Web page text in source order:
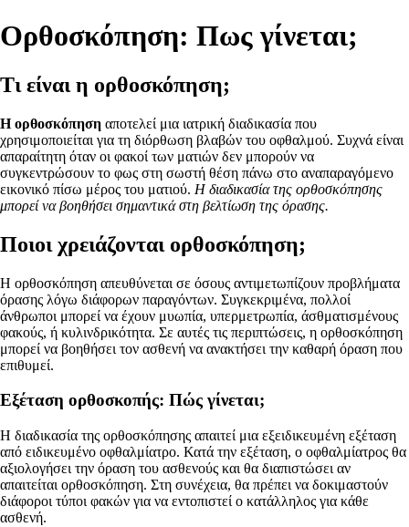
Ορθοσκόπηση: Πως γίνεται;
Τι είναι η ορθοσκόπηση;
Η ορθοσκόπηση αποτελεί μια ιατρική διαδικασία που
χρησιμοποιείται για τη διόρθωση βλαβών του οφθαλμού. Συχνά είναι
απαραίτητη όταν οι φακοί των ματιών δεν μπορούν να
συγκεντρώσουν το φως στη σωστή θέση πάνω στο αναπαραγόμενο
εικονικό πίσω μέρος του ματιού. Η διαδικασία της ορθοσκόπησης
μπορεί να βοηθήσει σημαντικά στη βελτίωση της όρασης.
Ποιοι χρειάζονται ορθοσκόπηση;
Η ορθοσκόπηση απευθύνεται σε όσους αντιμετωπίζουν προβλήματα
όρασης λόγω διάφορων παραγόντων. Συγκεκριμένα, πολλοί
άνθρωποι μπορεί να έχουν μυωπία, υπερμετρωπία, άσθματισμένους
φακούς, ή κυλινδρικότητα. Σε αυτές τις περιπτώσεις, η ορθοσκόπηση
μπορεί να βοηθήσει τον ασθενή να ανακτήσει την καθαρή όραση που
επιθυμεί.
Εξέταση ορθοσκοπής: Πώς γίνεται;
Η διαδικασία της ορθοσκόπησης απαιτεί μια εξειδικευμένη εξέταση
από ειδικευμένο οφθαλμίατρο. Κατά την εξέταση, ο οφθαλμίατρος θα
αξιολογήσει την όραση του ασθενούς και θα διαπιστώσει αν
απαιτείται ορθοσκόπηση. Στη συνέχεια, θα πρέπει να δοκιμαστούν
διάφοροι τύποι φακών για να εντοπιστεί ο κατάλληλος για κάθε
ασθενή.